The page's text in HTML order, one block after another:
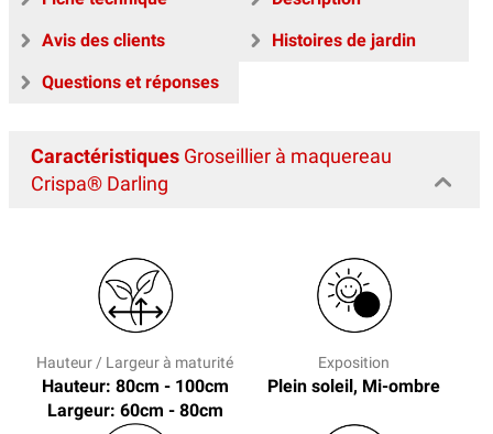
Avis des clients
Histoires de jardin
Questions et réponses
Caractéristiques Groseillier à maquereau
Crispa® Darling
Hauteur / Largeur à maturité
Hauteur: 80cm - 100cm
Largeur: 60cm - 80cm
Exposition
Plein soleil, Mi-ombre